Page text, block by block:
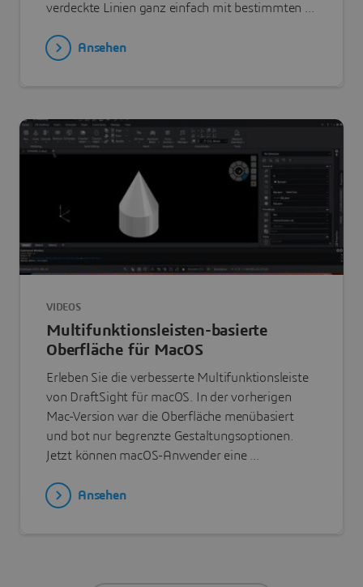
verdeckte Linien ganz einfach mit bestimmten ...
Ansehen
VIDEOS
Multifunktionsleisten-basierte
Oberfläche für MacOS
Erleben Sie die verbesserte Multifunktionsleiste
von DraftSight für macOS. In der vorherigen
Mac-Version war die Oberfläche menübasiert
und bot nur begrenzte Gestaltungsoptionen.
Jetzt können macOS-Anwender eine ...
Ansehen